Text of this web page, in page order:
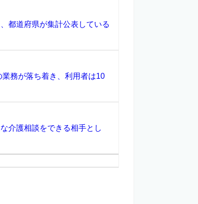
都道府県が集計公表している
務が落ち着き、利用者は10
介護相談をできる相手とし